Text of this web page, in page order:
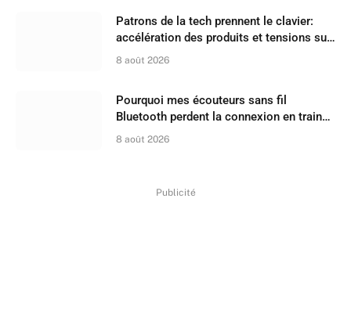
Patrons de la tech prennent le clavier:
accélération des produits et tensions sur
les recrutements
8 août 2026
Pourquoi mes écouteurs sans fil
Bluetooth perdent la connexion en train
ou à la plage ?
8 août 2026
Publicité